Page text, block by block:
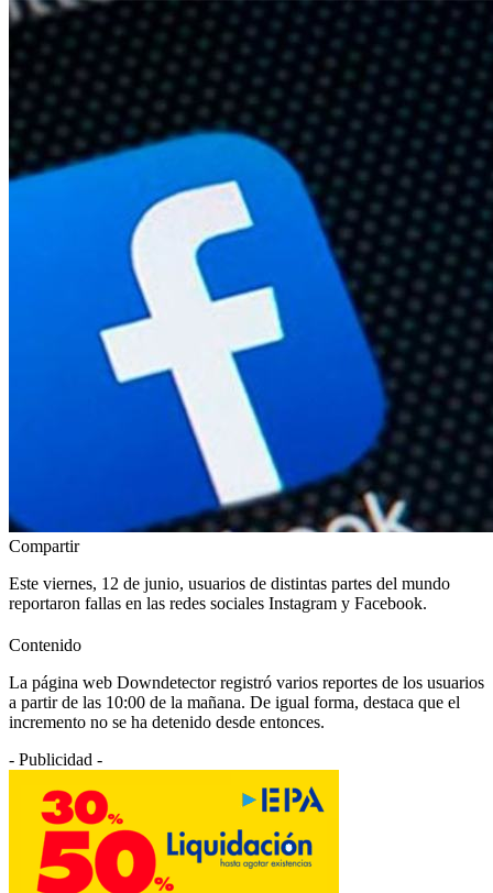
Compartir
Este viernes, 12 de junio, usuarios de distintas partes del mundo
reportaron fallas en las redes sociales Instagram y Facebook.
Contenido
La página web Downdetector registró varios reportes de los usuarios
a partir de las 10:00 de la mañana. De igual forma, destaca que el
incremento no se ha detenido desde entonces.
- Publicidad -